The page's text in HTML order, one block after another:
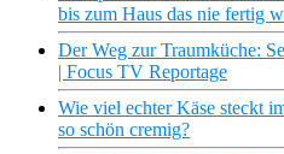
bis zum Haus das nie fertig
Der Weg zur Traumküche:
| Focus TV Reportage
Wie viel echter Käse steckt
so schön cremig?